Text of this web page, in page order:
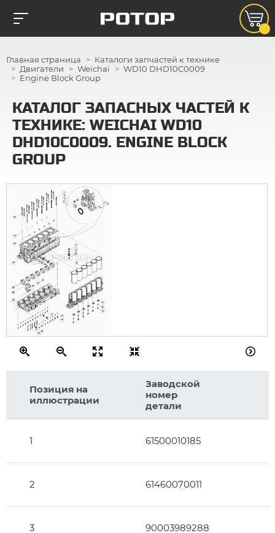
Главная страница
Каталоги запчастей к технике
Двигатели
Weichai
WD10 DHD10C0009
Engine Block Group
КАТАЛОГ ЗАПАСНЫХ ЧАСТЕЙ К
ТЕХНИКЕ: WEICHAI WD10
DHD10C0009. ENGINE BLOCK
GROUP
2
3
4 5
6
7
8
9
11
12
13
14
15
16
17
19
20
21
22
23
24
25
26
27
28
29
31
Позиция на
иллюстрации
Заводской
номер
детали
1 61500010185
2 61460070011
3 90003989288